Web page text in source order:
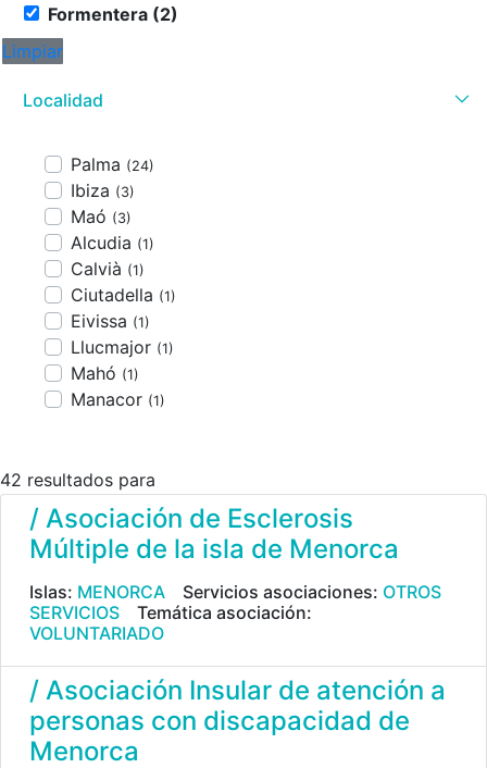
Formentera (2)
Limpiar
Localidad
Palma (24)
Ibiza (3)
Maó (3)
Alcudia (1)
Calvià (1)
Ciutadella (1)
Eivissa (1)
Llucmajor (1)
Mahó (1)
Manacor (1)
42 resultados para
/ Asociación de Esclerosis
Múltiple de la isla de Menorca
Islas: MENORCA Servicios asociaciones: OTROS
SERVICIOS
Temática asociación:
VOLUNTARIADO
/ Asociación Insular de atención a
personas con discapacidad de
Menorca